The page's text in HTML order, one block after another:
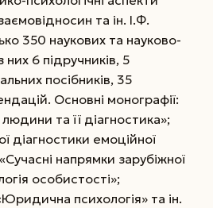
та ін. І.Ф.
350 наукових та науково-
6 підручників, 5
посібників, 35
Основні монографії:
та її діагностика»;
діагностики емоційної
напрямки зарубіжної
особистості»;
психологія» та ін.